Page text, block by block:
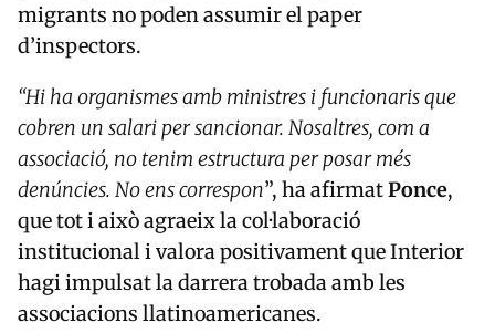
migrants no poden assumir el paper
d’inspectors.
“Hi ha organismes amb ministres i funcionaris que
cobren un salari per sancionar. Nosaltres, com a
associació, no tenim estructura per posar més
denúncies. No ens correspon”, ha afirmatPonce,
que tot i això agraeix la col·laboració
institucional i valora positivament que Interior
hagi impulsat la darrera trobada amb les
associacions llatinoamericanes.